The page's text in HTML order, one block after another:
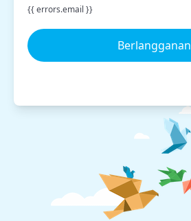
{{ errors.email }}
Berlangganan